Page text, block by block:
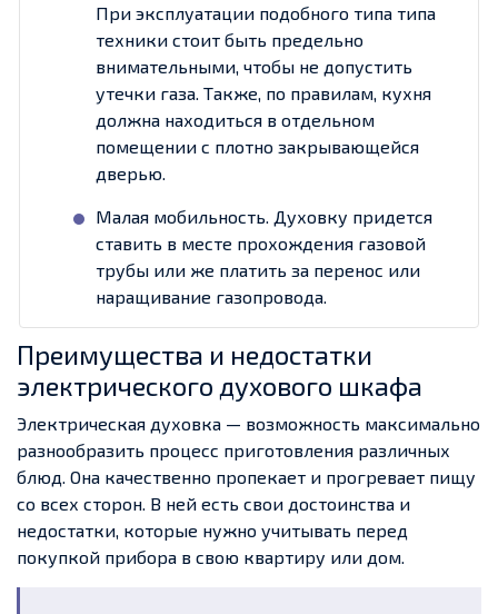
При эксплуатации подобного типа типа
техники стоит быть предельно
внимательными, чтобы не допустить
утечки газа. Также, по правилам, кухня
должна находиться в отдельном
помещении с плотно закрывающейся
дверью.
Малая мобильность. Духовку придется
ставить в месте прохождения газовой
трубы или же платить за перенос или
наращивание газопровода.
Преимущества и недостатки
электрического духового шкафа
Электрическая духовка — возможность максимально
разнообразить процесс приготовления различных
блюд. Она качественно пропекает и прогревает пищу
со всех сторон. В ней есть свои достоинства и
недостатки, которые нужно учитывать перед
покупкой прибора в свою квартиру или дом.